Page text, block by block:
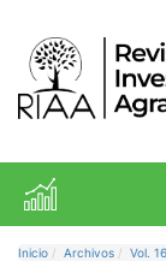
Inicio Archivos Vol.